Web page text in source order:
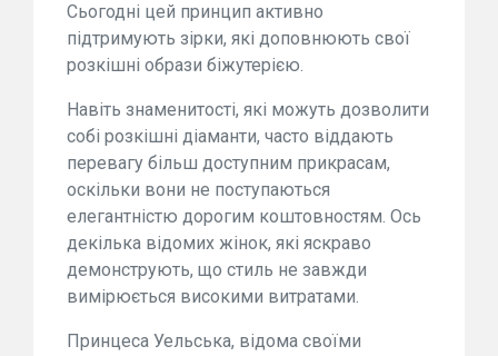
Сьогодні цей принцип активно
підтримують зірки, які доповнюють свої
розкішні образи біжутерією.
Навіть знаменитості, які можуть дозволити
собі розкішні діаманти, часто віддають
перевагу більш доступним прикрасам,
оскільки вони не поступаються
елегантністю дорогим коштовностям. Ось
декілька відомих жінок, які яскраво
демонструють, що стиль не завжди
вимірюється високими витратами.
Принцеса Уельська, відома своїми